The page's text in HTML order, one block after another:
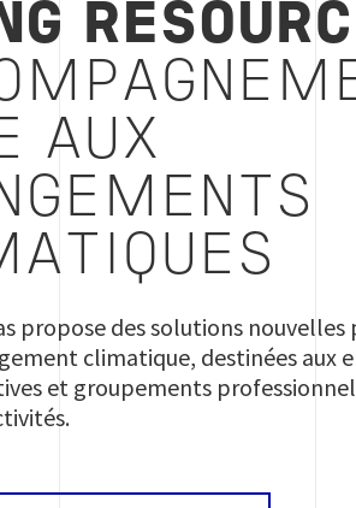
AUX
propose des solutions nouvelles
climatique, destinées aux
et groupements